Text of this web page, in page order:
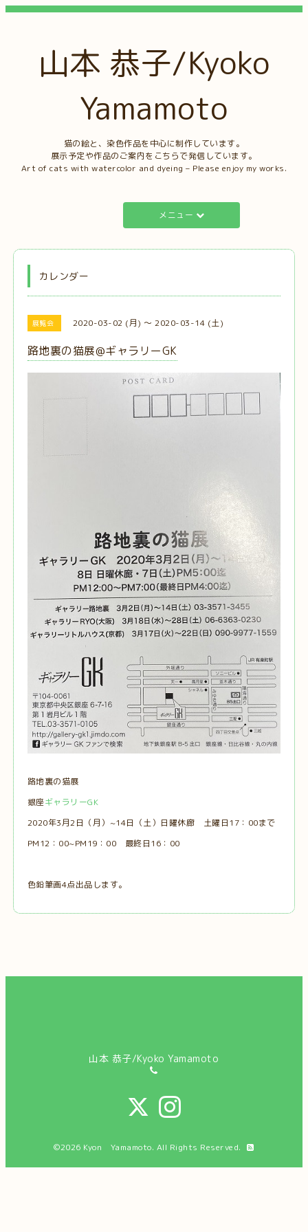
山本 恭子/Kyoko
Yamamoto
猫の絵と、染色作品を中心に制作しています。
展示予定や作品のご案内をこちらで発信しています。
Art of cats with watercolor and dyeing – Please enjoy my works.
メニュー
カレンダー
展覧会 2020-03-02 (月) ～ 2020-03-14 (土)
路地裏の猫展@ギャラリーGK
路地裏の猫展
銀座ギャラリーGK
2020年3月2日（月）~14日（土）日曜休廊 土曜日17：00まで
PM12：00~PM19：00 最終日16：00
色鉛筆画4点出品します。
山本 恭子/Kyoko Yamamoto
©2026 Kyon Yamamoto. All Rights Reserved.